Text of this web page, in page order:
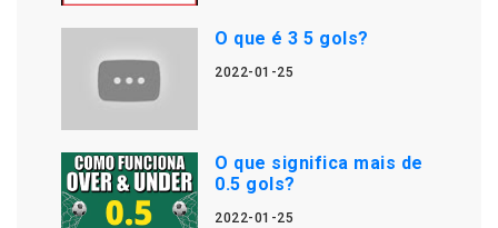
O que é 3 5 gols?
2022-01-25
O que significa mais de
0.5 gols?
2022-01-25